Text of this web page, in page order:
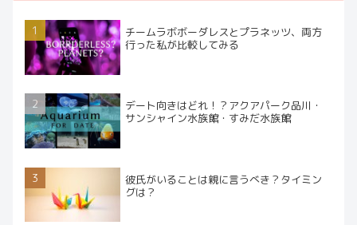
チームラボボーダレスとプラネッツ、両方
行った私が比較してみる
デート向きはどれ！？アクアパーク品川・
サンシャイン水族館・すみだ水族館
彼氏がいることは親に言うべき？タイミン
グは？